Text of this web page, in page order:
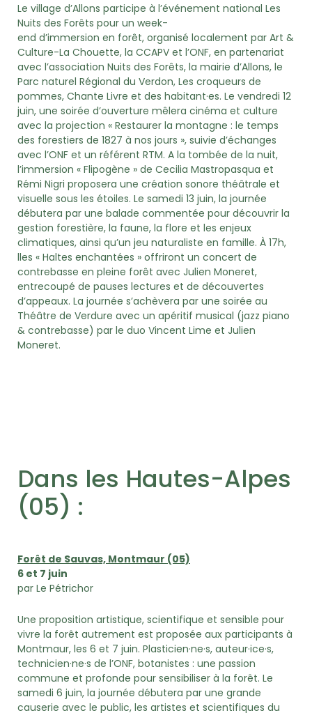
Le village d’Allons participe à l’événement national Les
Nuits des Forêts pour un week-
end d’immersion en forêt, organisé localement par Art &
Culture-La Chouette, la CCAPV et l’ONF, en partenariat
avec l’association Nuits des Forêts, la mairie d’Allons, le
Parc naturel Régional du Verdon, Les croqueurs de
pommes, Chante Livre et des habitant·es. Le vendredi 12
juin, une soirée d’ouverture mêlera cinéma et culture
avec la projection « Restaurer la montagne : le temps
des forestiers de 1827 à nos jours », suivie d’échanges
avec l’ONF et un référent RTM. A la tombée de la nuit,
l’immersion « Flipogène » de Cecilia Mastropasqua et
Rémi Nigri proposera une création sonore théâtrale et
visuelle sous les étoiles. Le samedi 13 juin, la journée
débutera par une balade commentée pour découvrir la
gestion forestière, la faune, la flore et les enjeux
climatiques, ainsi qu’un jeu naturaliste en famille. À 17h,
lles « Haltes enchantées » offriront un concert de
contrebasse en pleine forêt avec Julien Moneret,
entrecoupé de pauses lectures et de découvertes
d’appeaux. La journée s’achèvera par une soirée au
Théâtre de Verdure avec un apéritif musical (jazz piano
& contrebasse) par le duo Vincent Lime et Julien
Moneret.
Dans les Hautes-Alpes
(05) :
Forêt de Sauvas, Montmaur (05)
6 et 7 juin
par Le Pétrichor
Une proposition artistique, scientifique et sensible pour
vivre la forêt autrement est proposée aux participants à
Montmaur, les 6 et 7 juin. Plasticien·ne·s, auteur·ice·s,
technicien·ne·s de l’ONF, botanistes : une passion
commune et profonde pour sensibiliser à la forêt. Le
samedi 6 juin, la journée débutera par une grande
causerie avec le public, les artistes et scientifiques du